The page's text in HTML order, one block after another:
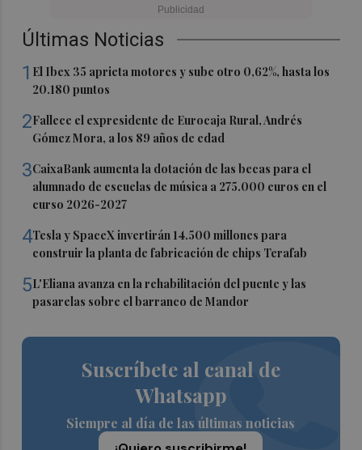
Últimas Noticias
1 El Ibex 35 aprieta motores y sube otro 0,62%, hasta los
20.180 puntos
2Fallece el expresidente de Eurocaja Rural, Andrés
Gómez Mora, a los 89 años de edad
3CaixaBank aumenta la dotación de las becas para el
alumnado de escuelas de música a 275.000 euros en el
curso 2026-2027
4Tesla y SpaceX invertirán 14.500 millones para
construir la planta de fabricación de chips Terafab
5L'Eliana avanza en la rehabilitación del puente y las
pasarelas sobre el barranco de Mandor
Suscríbete al canal de
Whatsapp
Siempre al día de las últimas noticias